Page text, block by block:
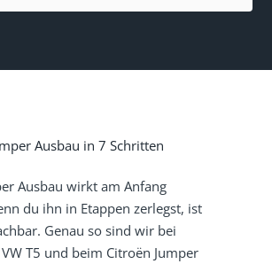
Ausbau in 7 Schritten
Ausbau wirkt am Anfang
du ihn in Etappen zerlegst, ist
Genau so sind wir bei
T5 und beim Citroën Jumper